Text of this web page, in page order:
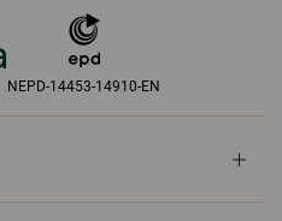
NEPD-14453-14910-EN